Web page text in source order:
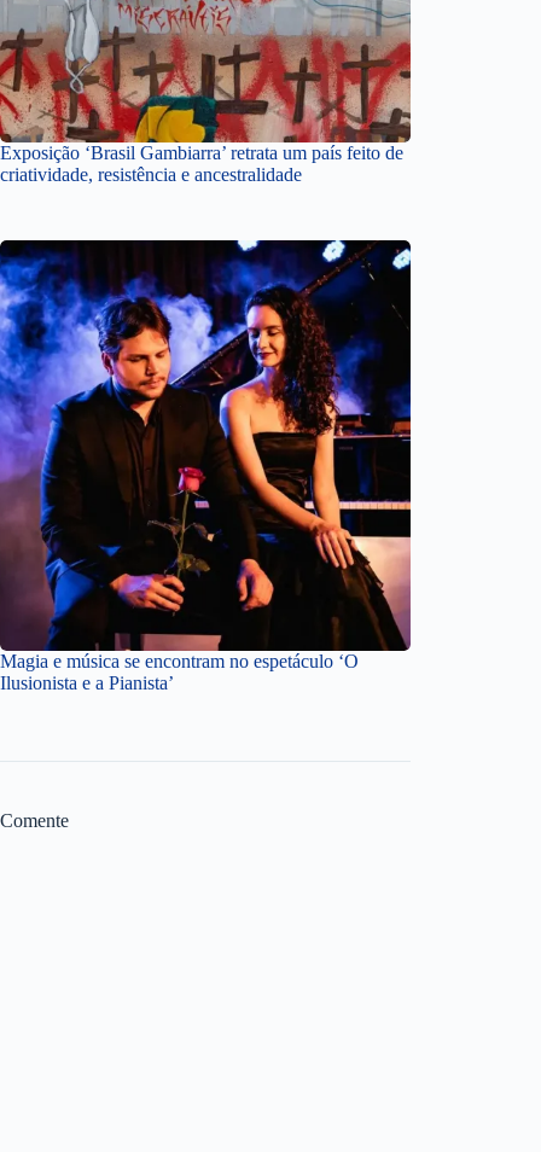
Exposição ‘Brasil Gambiarra’ retrata um país feito de
criatividade, resistência e ancestralidade
Magia e música se encontram no espetáculo ‘O
Ilusionista e a Pianista’
Comente